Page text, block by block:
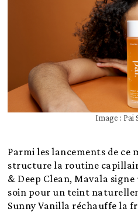
Image : Pai
Parmi les lancements de ce
structure la routine
& Deep Clean, Mavala
soin pour un teint
Sunny Vanilla réchauffe la